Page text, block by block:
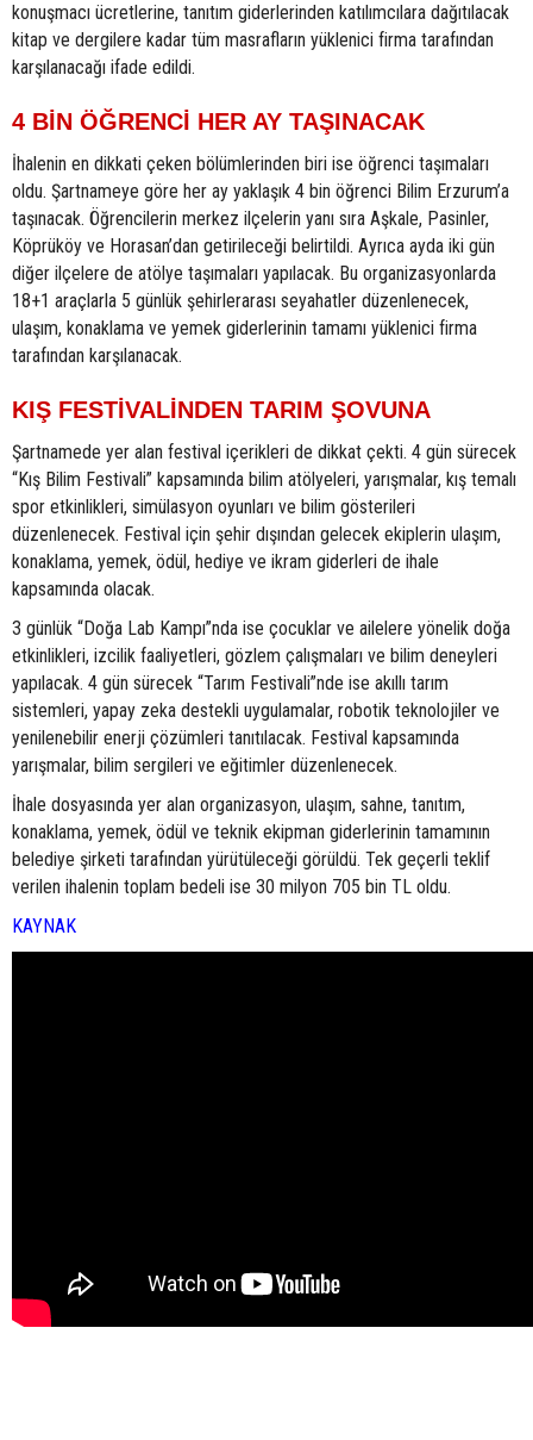
konuşmacı ücretlerine, tanıtım giderlerinden katılımcılara dağıtılacak
kitap ve dergilere kadar tüm masrafların yüklenici firma tarafından
karşılanacağı ifade edildi.
4 BİN ÖĞRENCİ HER AY TAŞINACAK
İhalenin en dikkati çeken bölümlerinden biri ise öğrenci taşımaları
oldu. Şartnameye göre her ay yaklaşık 4 bin öğrenci Bilim Erzurum’a
taşınacak. Öğrencilerin merkez ilçelerin yanı sıra Aşkale, Pasinler,
Köprüköy ve Horasan’dan getirileceği belirtildi. Ayrıca ayda iki gün
diğer ilçelere de atölye taşımaları yapılacak. Bu organizasyonlarda
18+1 araçlarla 5 günlük şehirlerarası seyahatler düzenlenecek,
ulaşım, konaklama ve yemek giderlerinin tamamı yüklenici firma
tarafından karşılanacak.
KIŞ FESTİVALİNDEN TARIM ŞOVUNA
Şartnamede yer alan festival içerikleri de dikkat çekti. 4 gün sürecek
“Kış Bilim Festivali” kapsamında bilim atölyeleri, yarışmalar, kış temalı
spor etkinlikleri, simülasyon oyunları ve bilim gösterileri
düzenlenecek. Festival için şehir dışından gelecek ekiplerin ulaşım,
konaklama, yemek, ödül, hediye ve ikram giderleri de ihale
kapsamında olacak.
3 günlük “Doğa Lab Kampı”nda ise çocuklar ve ailelere yönelik doğa
etkinlikleri, izcilik faaliyetleri, gözlem çalışmaları ve bilim deneyleri
yapılacak. 4 gün sürecek “Tarım Festivali”nde ise akıllı tarım
sistemleri, yapay zeka destekli uygulamalar, robotik teknolojiler ve
yenilenebilir enerji çözümleri tanıtılacak. Festival kapsamında
yarışmalar, bilim sergileri ve eğitimler düzenlenecek.
İhale dosyasında yer alan organizasyon, ulaşım, sahne, tanıtım,
konaklama, yemek, ödül ve teknik ekipman giderlerinin tamamının
belediye şirketi tarafından yürütüleceği görüldü. Tek geçerli teklif
verilen ihalenin toplam bedeli ise 30 milyon 705 bin TL oldu.
KAYNAK